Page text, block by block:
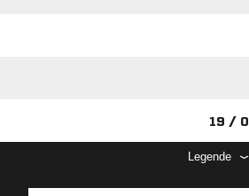
19 / 0
Legende